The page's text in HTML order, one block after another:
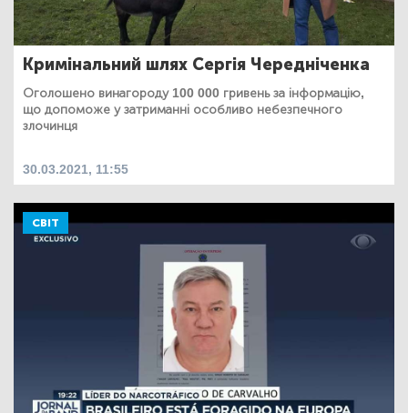
Кримінальний шлях Сергія Чередніченка
Оголошено винагороду 100 000 гривень за інформацію,
що допоможе у затриманні особливо небезпечного
злочинця
30.03.2021, 11:55
СВІТ